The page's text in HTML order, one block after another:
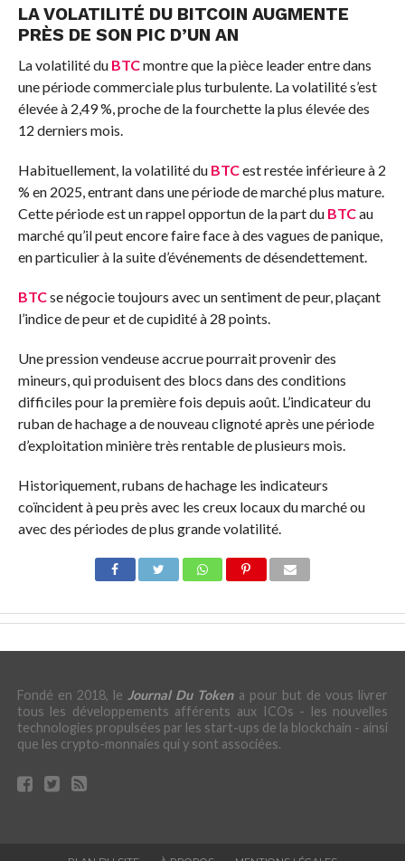
LA VOLATILITÉ DU BITCOIN AUGMENTE
PRÈS DE SON PIC D’UN AN
La volatilité du BTCmontre que la pièce leader entre dans
une période commerciale plus turbulente. La volatilité s’est
élevée à 2,49 %, proche de la fourchette la plus élevée des
12 derniers mois.
Habituellement, la volatilité du BTCest restée inférieure à 2
% en 2025, entrant dans une période de marché plus mature.
Cette période est un rappel opportun de la part du BTCau
marché qu’il peut encore faire face à des vagues de panique,
en particulier à la suite d’événements de désendettement.
BTCse négocie toujours avec un sentiment de peur, plaçant
l’indice de peur et de cupidité à 28 points.
Une pression vendeuse accrue pourrait provenir des
mineurs, qui produisent des blocs dans des conditions
difficiles pour la première fois depuis août. L’indicateur du
ruban de hachage a de nouveau clignoté après une période
d’exploitation minière très rentable de plusieurs mois.
Historiquement,rubans de hachageles indicateurs
coïncident à peu près avec les creux locaux du marché ou
avec des périodes de plus grande volatilité.
Fondé en 2018, le Journal Du Tokena pour but de vous livrer
tous les développements afférents aux ICOs - les nouvelles
technologies propulsées par les start-ups de la blockchain - ainsi
que les crypto-monnaies qui y sont associées.